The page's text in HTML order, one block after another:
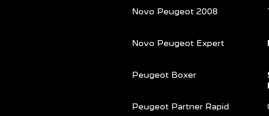
Novo Peugeot 2008
Novo Peugeot Expert
Peugeot Boxer
Peugeot Partner Rapid